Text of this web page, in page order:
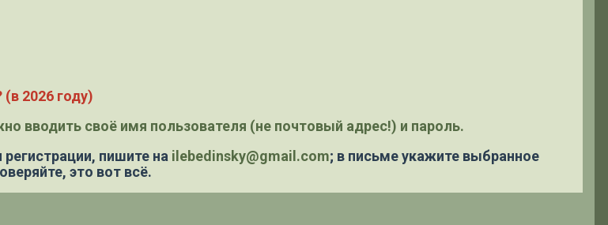
2026 году)
вводить своё имя пользователя (не почтовый адрес!) и пароль.
пишите на ilebedinsky@gmail.com; в письме укажите выбранное
это вот всё.